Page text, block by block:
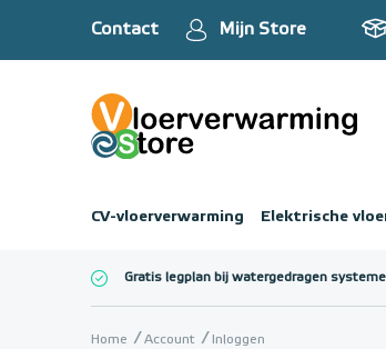
Contact Mijn Store
CV-vloerverwarming Elektrische
Gratis legplan bij watergedragen
Home Account Inloggen